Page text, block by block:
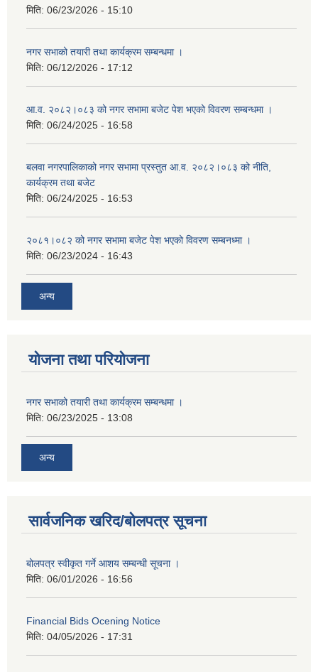
मिति: 06/23/2026 - 15:10
नगर सभाको तयारी तथा कार्यक्रम सम्बन्धमा ।
मिति: 06/12/2026 - 17:12
आ.व. २०८२।०८३ को नगर सभामा बजेट पेश भएको विवरण सम्बन्धमा ।
मिति: 06/24/2025 - 16:58
बलवा नगरपालिकाको नगर सभामा प्रस्तुत आ.व. २०८२।०८३ को नीति,
कार्यक्रम तथा बजेट
मिति: 06/24/2025 - 16:53
२०८१।०८२ को नगर सभामा बजेट पेश भएको विवरण सम्बनध्मा ।
मिति: 06/23/2024 - 16:43
अन्य
योजना तथा परियोजना
नगर सभाको तयारी तथा कार्यक्रम सम्बन्धमा ।
मिति: 06/23/2025 - 13:08
अन्य
सार्वजनिक खरिद/बोलपत्र सूचना
बोलपत्र स्वीकृत गर्ने आशय सम्बन्धी सूचना ।
मिति: 06/01/2026 - 16:56
Financial Bids Ocening Notice
मिति: 04/05/2026 - 17:31